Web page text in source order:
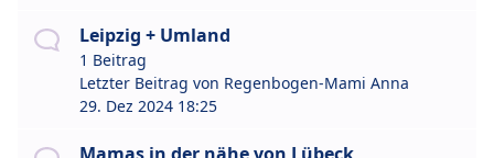
Leipzig + Umland
1 Beitrag
Letzter Beitrag von Regenbogen-Mami Anna
29. Dez 2024 18:25